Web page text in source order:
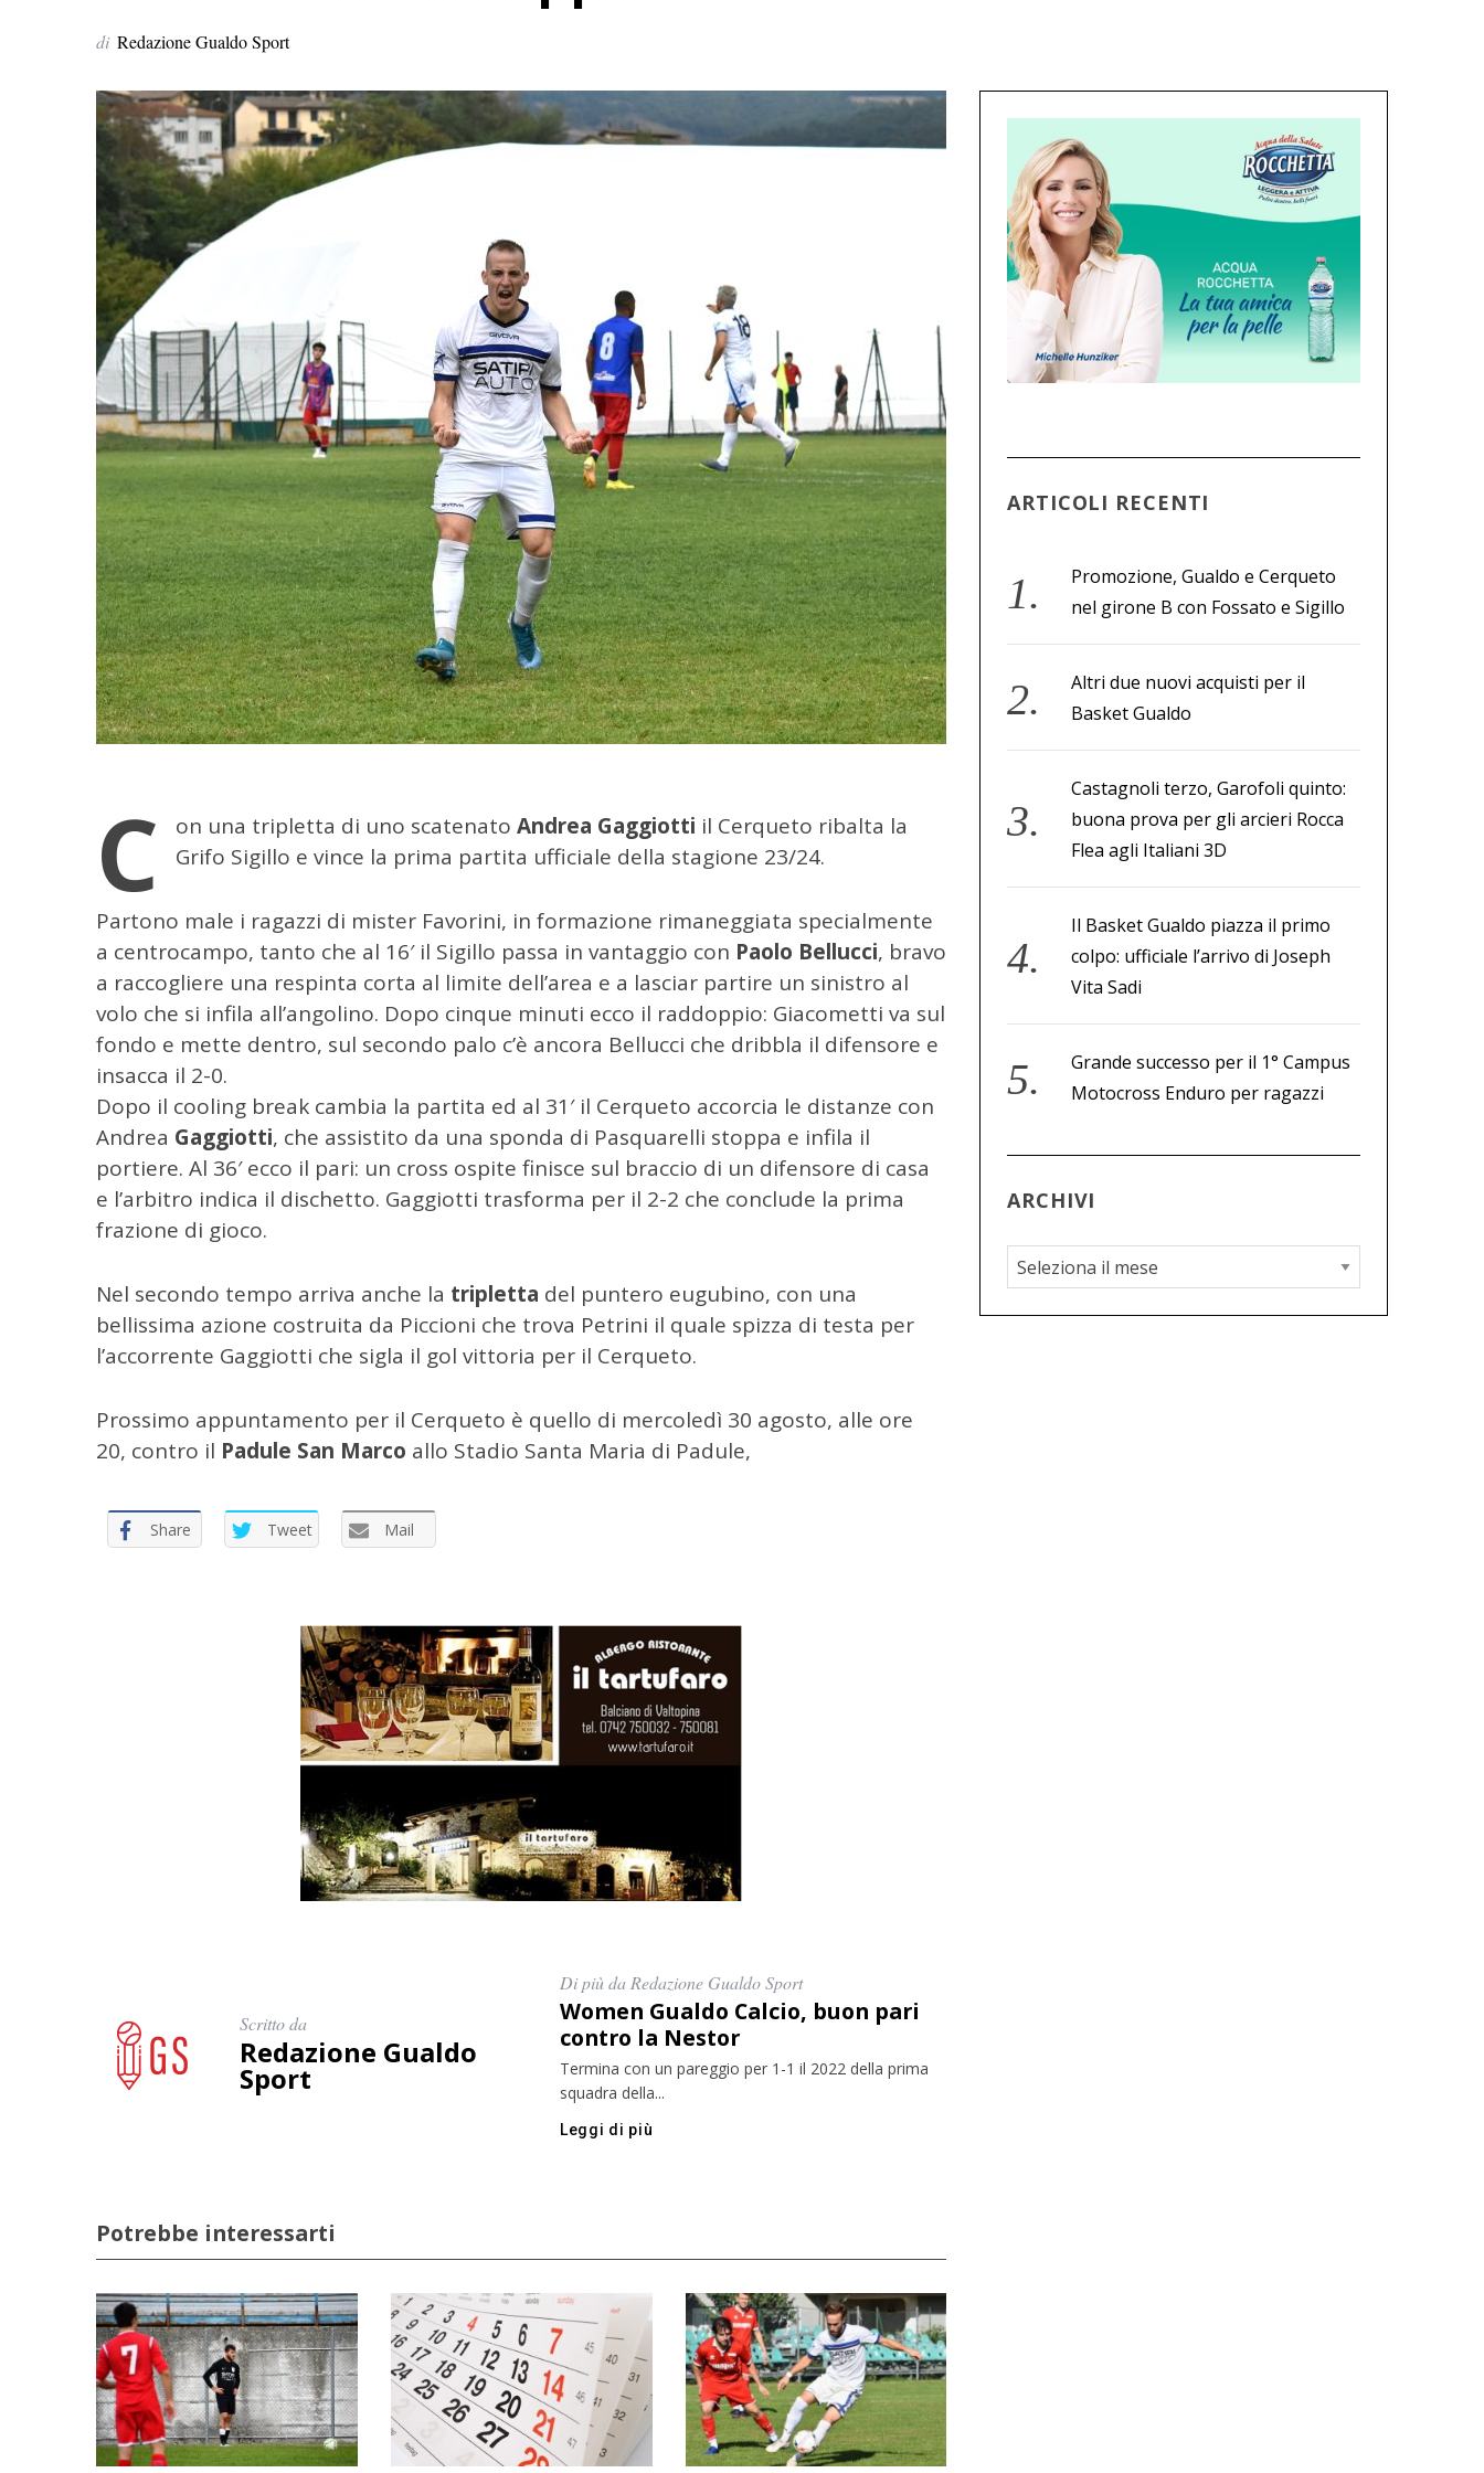
di Redazione Gualdo Sport
C on una tripletta di uno scatenato Andrea Gaggiotti il Cerqueto ribalta la
Grifo Sigillo e vince la prima partita ufficiale della stagione 23/24.
Partono male i ragazzi di mister Favorini, in formazione rimaneggiata specialmente
a centrocampo, tanto che al 16′ il Sigillo passa in vantaggio con Paolo Bellucci, bravo
a raccogliere una respinta corta al limite dell’area e a lasciar partire un sinistro al
volo che si infila all’angolino. Dopo cinque minuti ecco il raddoppio: Giacometti va sul
fondo e mette dentro, sul secondo palo c’è ancora Bellucci che dribbla il difensore e
insacca il 2-0.
Dopo il cooling break cambia la partita ed al 31′ il Cerqueto accorcia le distanze con
Andrea Gaggiotti, che assistito da una sponda di Pasquarelli stoppa e infila il
portiere. Al 36′ ecco il pari: un cross ospite finisce sul braccio di un difensore di casa
e l’arbitro indica il dischetto. Gaggiotti trasforma per il 2-2 che conclude la prima
frazione di gioco.
Nel secondo tempo arriva anche la tripletta del puntero eugubino, con una
bellissima azione costruita da Piccioni che trova Petrini il quale spizza di testa per
l’accorrente Gaggiotti che sigla il gol vittoria per il Cerqueto.
Prossimo appuntamento per il Cerqueto è quello di mercoledì 30 agosto, alle ore
20, contro il Padule San Marco allo Stadio Santa Maria di Padule,
Share Tweet Mail
Scritto da
Redazione Gualdo
Sport
Di più da Redazione Gualdo Sport
Women Gualdo Calcio, buon pari
contro la Nestor
Termina con un pareggio per 1-1 il 2022 della prima
squadra della...
Leggi di più
Potrebbe interessarti
ARTICOLI RECENTI
Promozione, Gualdo e Cerqueto
nel girone B con Fossato e Sigillo
Altri due nuovi acquisti per il
Basket Gualdo
Castagnoli terzo, Garofoli quinto:
buona prova per gli arcieri Rocca
Flea agli Italiani 3D
Il Basket Gualdo piazza il primo
colpo: ufficiale l’arrivo di Joseph
Vita Sadi
Grande successo per il 1° Campus
Motocross Enduro per ragazzi
ARCHIVI
A
r
c
C
e
r
c
a
p
e
r
: